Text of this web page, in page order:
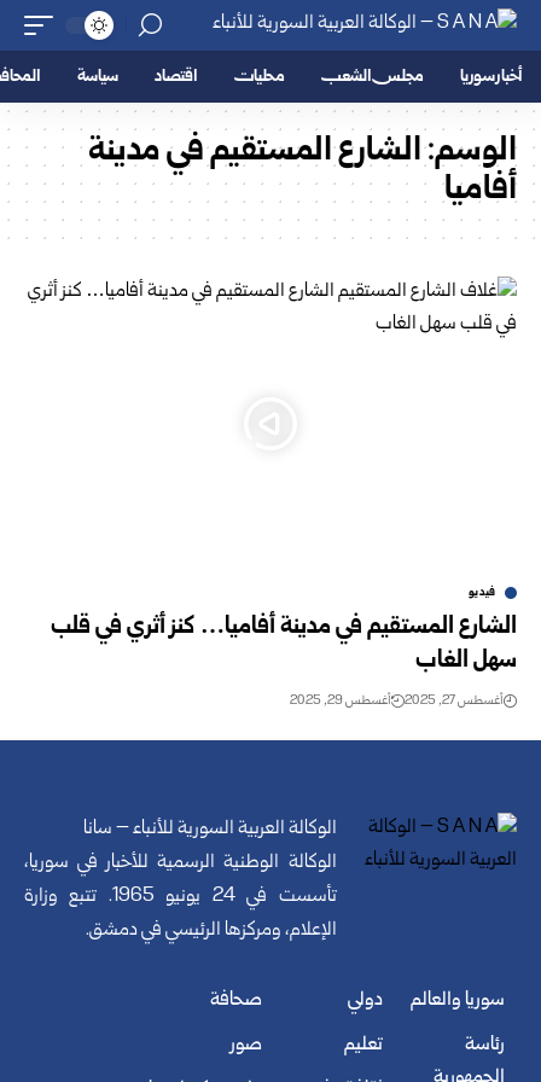
أخبار سوريا مجلس الشعب محليات اقتصاد سياسة
الوسم:الشارع المستقيم في مدينة
أفاميا
فيديو
الشارع المستقيم في مدينة أفاميا… كنز أثري في قلب
سهل الغاب
أغسطس 27, 2025 أغسطس 29, 2025
الوكالة العربية السورية للأنباء – سانا
الوكالة الوطنية الرسمية للأخبار في سوريا،
تأسست في 24 يونيو 1965. تتبع وزارة
الإعلام، ومركزها الرئيسي في دمشق.
سوريا والعالم
رئاسة
دولي
تعليم
صحافة
صور